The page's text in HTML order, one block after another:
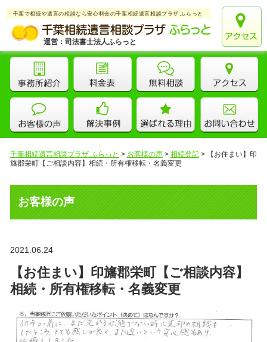
千葉で相続や遺言の相談なら安心料金の千葉相続遺言相談プラザ ふらっと
運営：司法書士法人ふらっと
千葉相続遺言相談プラザ ふらっと > お客様の声> 相続登記>
【お住まい】印
旛郡栄町【ご相談内容】相続・所有権移転・名義変更
お客様の声
2021.06.24
【お住まい】印旛郡栄町【ご相談内容】
相続・所有権移転・名義変更